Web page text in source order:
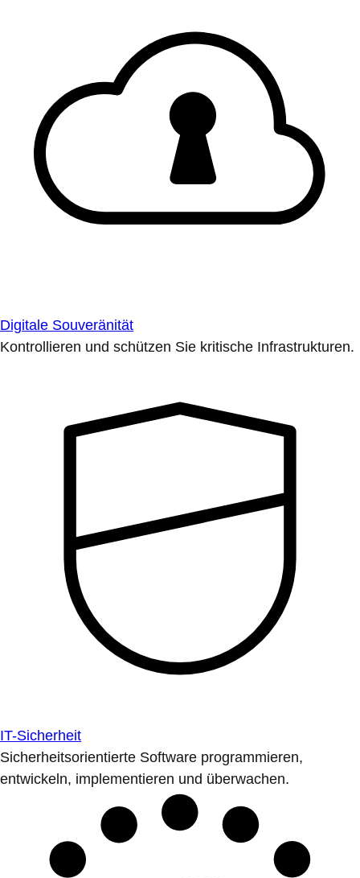
Digitale Souveränität
Kontrollieren und schützen Sie kritische Infrastrukturen.
IT-Sicherheit
Sicherheitsorientierte Software programmieren,
entwickeln, implementieren und überwachen.